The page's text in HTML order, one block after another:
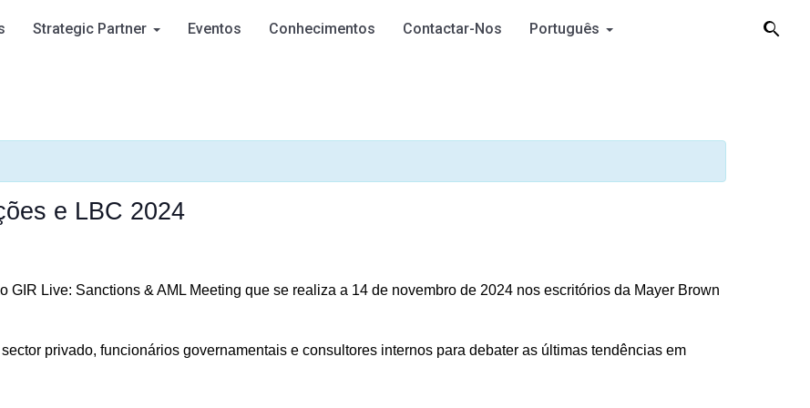
Strategic Partner Eventos Conhecimentos Contactar-Nos Português
e LBC 2024
GIR Live: Sanctions & AML Meeting que se realiza a 14 de novembro de 2024 nos escritórios da Mayer Brown
privado, funcionários governamentais e consultores internos para debater as últimas tendências em